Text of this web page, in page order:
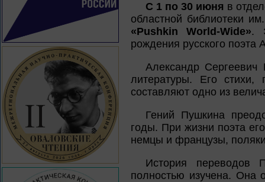
С 1 по 30 июня в
областной библиотеки
«Pushkin World-Wide».
рождения русского
Александр
литературы. Его стихи,
составляют одно из
Гений Пушкина
годы. При жизни поэта
немцы и французы,
История переводов
полностью изучена. Она